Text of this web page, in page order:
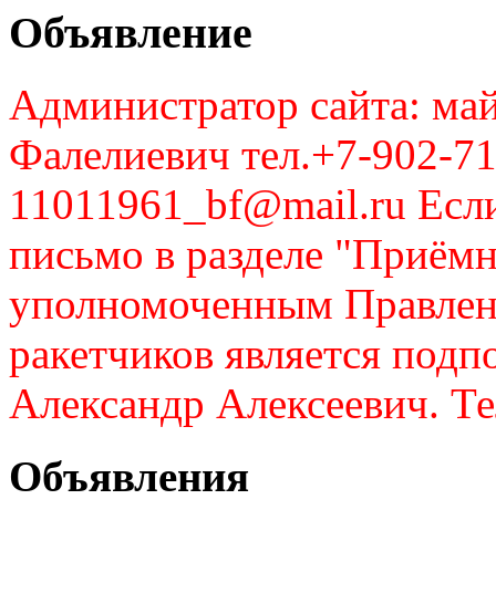
Объявление
Администратор сайта:
Фалелиевич тел.+7-902-
11011961_bf@mail.ru
письмо в разделе
уполномоченным
ракетчиков является
Александр Алексеевич.
Объявления